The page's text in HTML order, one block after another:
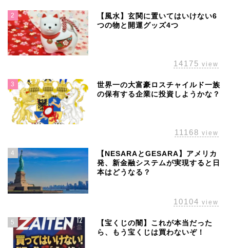
2
【風水】玄関に置いてはいけない6
つの物と開運グッズ4つ
14175 view
3
世界一の大富豪ロスチャイルド一族
の保有する企業に投資しようかな？
11168 view
4
【NESARAとGESARA】アメリカ
発、新金融システムが実現すると日
本はどうなる？
10104 view
5
【宝くじの闇】これが本当だった
ら、もう宝くじは買わないぞ！
ホーム